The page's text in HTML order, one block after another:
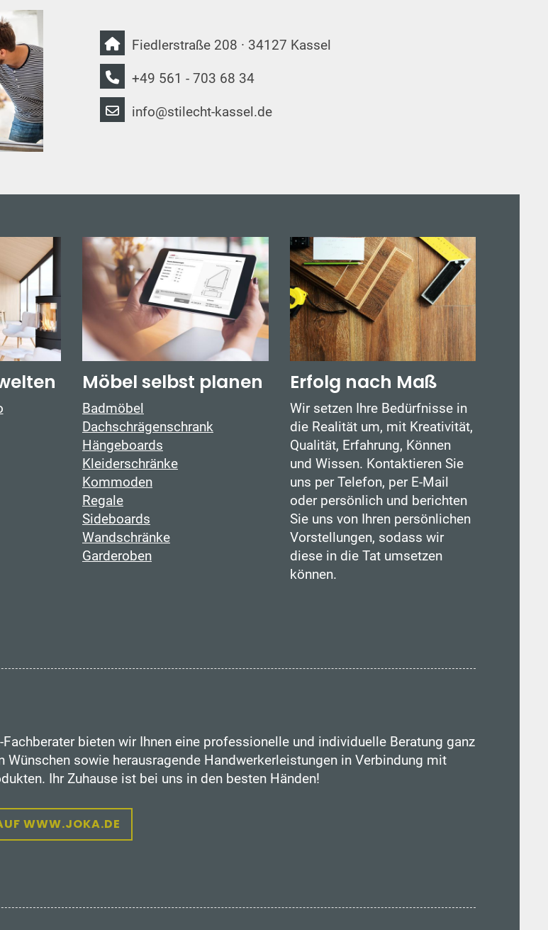
Fiedlerstraße 208 · 34127 Kassel
+49 561 - 703 68 34
info@stilecht-kassel.de
Möbel selbst planen
Badmöbel
Dachschrägenschrank
Hängeboards
Kleiderschränke
Kommoden
Regale
Sideboards
Wandschränke
Garderoben
Erfolg nach Maß
Wir setzen Ihre Bedürfnisse in
die Realität um, mit Kreativität,
Qualität, Erfahrung, Können
und Wissen. Kontaktieren Sie
uns per Telefon, per E-Mail
oder persönlich und berichten
Sie uns von Ihren persönlichen
Vorstellungen, sodass wir
diese in die Tat umsetzen
können.
Fachberater bieten wir Ihnen eine professionelle und individuelle Beratung ganz
Wünschen sowie herausragende Handwerkerleistungen in Verbindung mit
Ihr Zuhause ist bei uns in den besten Händen!
WWW.JOKA.DE